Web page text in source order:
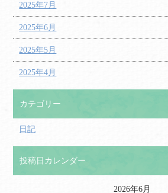
2025年7月
2025年6月
2025年5月
2025年4月
カテゴリー
日記
投稿日カレンダー
2026年6月